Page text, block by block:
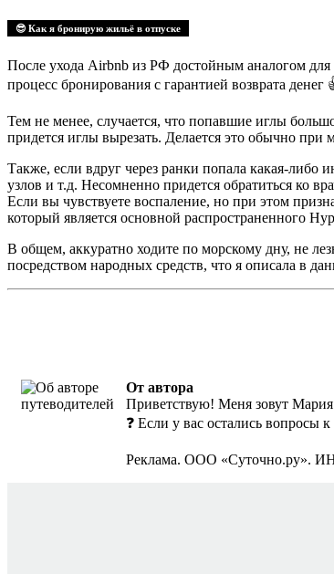
😎 Как я бронирую жильё в отпуске
После ухода Airbnb из РФ достойным аналогом для
процесс бронирования с гарантией возврата денег
Тем не менее, случается, что попавшие иглы
придется иглы вырезать. Делается это обычно при
Также, если вдруг через ранки попала какая-либо
узлов и т.д. Несомненно придется обратиться ко
Если вы чувствуете воспаление, но при этом
который является основной распространенного
В общем, аккуратно ходите по морскому дну, не
посредством народных средств, что я описала в
От автора
Приветствую! Меня зовут
❓ Если у вас остались вопросы
Реклама. ООО «Суточно.ру».